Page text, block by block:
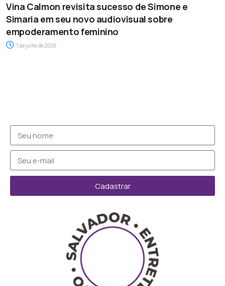
Vina Calmon revisita sucesso de Simone e
Simaria em seu novo audiovisual sobre
empoderamento feminino
1 de julho de 2026
Cadastrar